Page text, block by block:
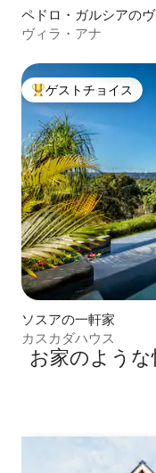
ペドロ・ガルシアの
ヴィラ・アナ
大好評のゲストチョイ
ゲストチョイス
ソスアの一軒家
カスカダハウス
お家のよう